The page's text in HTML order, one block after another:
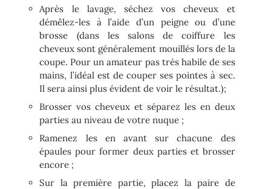
Après le lavage, séchez vos cheveux et
démêlez-les à l’aide d’un peigne ou d’une
brosse (dans les salons de coiffure les
cheveux sont généralement mouillés lors de la
coupe. Pour un amateur pas très habile de ses
mains, l’idéal est de couper ses pointes à sec.
Il sera ainsi plus évident de voir le résultat.);
Brosser vos cheveux et séparez les en deux
parties au niveau de votre nuque ;
Ramenez les en avant sur chacune des
épaules pour former deux parties et brosser
encore ;
Sur la première partie, placez la paire de